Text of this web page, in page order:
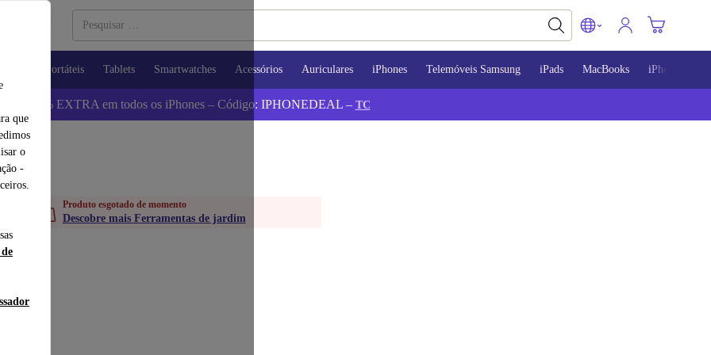
que
o
-
Portáteis Tablets Smartwatches Acessórios Auriculares iPhones Telemóveis Samsung iPads MacBooks iPhone 13
5% EXTRA em todos os iPhones – Código: IPHONEDEAL – TC
Produto esgotado de momento
Descobre mais Ferramentas de jardim